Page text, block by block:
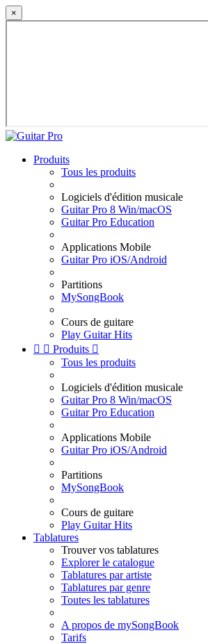
×
Produits
Tous les produits
Logiciels d'édition musicale
Guitar Pro 8 Win/macOS
Guitar Pro Education
Applications Mobile
Guitar Pro iOS/Android
Partitions
MySongBook
Cours de guitare
Play Guitar Hits
  Produits 
Tous les produits
Logiciels d'édition musicale
Guitar Pro 8 Win/macOS
Guitar Pro Education
Applications Mobile
Guitar Pro iOS/Android
Partitions
MySongBook
Cours de guitare
Play Guitar Hits
Tablatures
Trouver vos tablatures
Explorer le catalogue
Tablatures par artiste
Tablatures par genre
Toutes les tablatures
A propos de mySongBook
Tarifs